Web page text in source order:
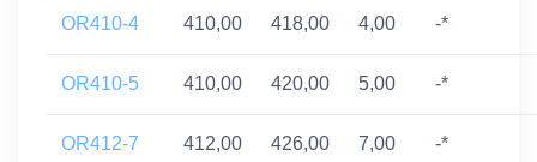
OR410-4 410,00 418,00 4,00 -*
OR410-5 410,00 420,00 5,00 -*
OR412-7 412,00 426,00 7,00 -*